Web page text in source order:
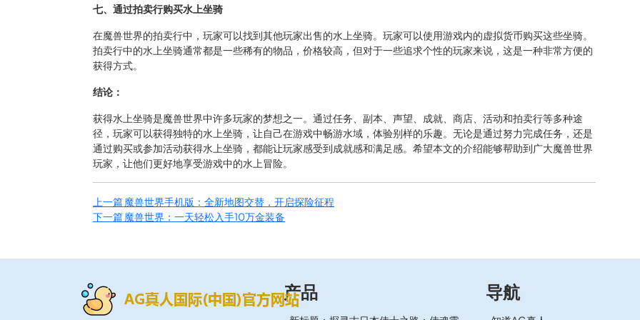
七、通过拍卖行购买水上坐骑
在魔兽世界的拍卖行中，玩家可以找到其他玩家出售的水上坐骑。玩家可以使用游戏内的虚拟货币购买这些坐骑。
拍卖行中的水上坐骑通常都是一些稀有的物品，价格较高，但对于一些追求个性的玩家来说，这是一种非常方便的
获得方式。
结论：
获得水上坐骑是魔兽世界中许多玩家的梦想之一。通过任务、副本、声望、成就、商店、活动和拍卖行等多种途
径，玩家可以获得独特的水上坐骑，让自己在游戏中畅游水域，体验别样的乐趣。无论是通过努力完成任务，还是
通过购买或参加活动获得水上坐骑，都能让玩家感受到成就感和满足感。希望本文的介绍能够帮助到广大魔兽世界
玩家，让他们更好地享受游戏中的水上冒险。
上一篇魔兽世界手机版：全新地图交替，开启探险征程
下一篇魔兽世界：一天轻松入手10万金装备
产品 导航